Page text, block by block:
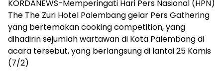
KORDANEWS-Memperingati Hari Pers Nasional (HPN)
The The Zuri Hotel Palembang gelar Pers Gathering
yang bertemakan cooking competition, yang
dihadirin sejumlah wartawan di Kota Palembang di
acara tersebut, yang berlangsung di lantai 25 Kamis
(7/2)